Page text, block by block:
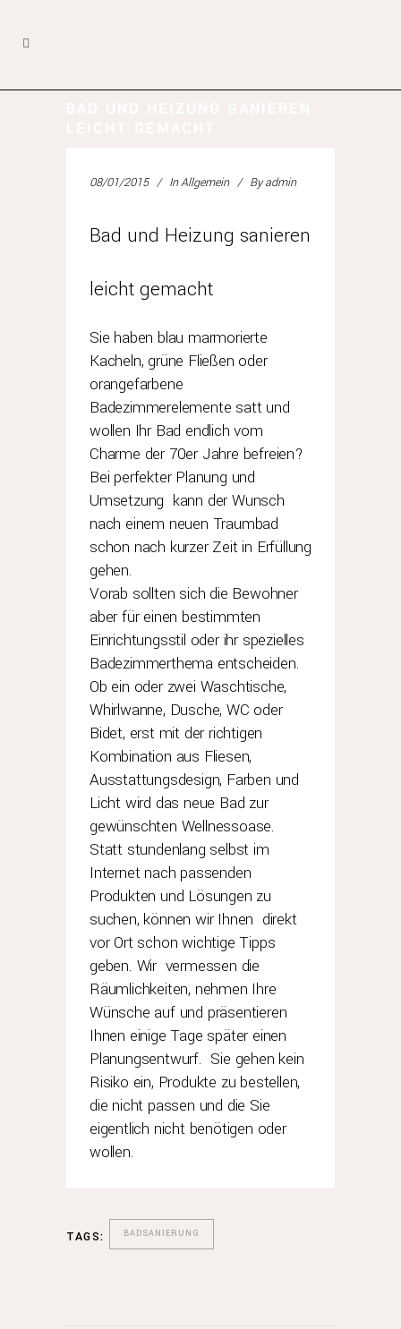
08/01/2015 InAllgemein By admin
Bad und Heizung sanieren
leicht gemacht
Sie haben blau marmorierte
Kacheln, grüne Fließen oder
orangefarbene
Badezimmerelemente satt und
wollen Ihr Bad endlich vom
Charme der 70er Jahre befreien?
Bei perfekter Planung und
Umsetzung kann der Wunsch
nach einem neuen Traumbad
schon nach kurzer Zeit in Erfüllung
gehen.
Vorab sollten sich die Bewohner
aber für einen bestimmten
Einrichtungsstil oder ihr spezielles
Badezimmerthema entscheiden.
Ob ein oder zwei Waschtische,
Whirlwanne, Dusche, WC oder
Bidet, erst mit der richtigen
Kombination aus Fliesen,
Ausstattungsdesign, Farben und
Licht wird das neue Bad zur
gewünschten Wellnessoase.
Statt stundenlang selbst im
Internet nach passenden
Produkten und Lösungen zu
suchen, können wir Ihnen direkt
vor Ort schon wichtige Tipps
geben. Wir vermessen die
Räumlichkeiten, nehmen Ihre
Wünsche auf und präsentieren
Ihnen einige Tage später einen
Planungsentwurf. Sie gehen kein
Risiko ein, Produkte zu bestellen,
die nicht passen und die Sie
eigentlich nicht benötigen oder
wollen.
TAGS: BADSANIERUNG